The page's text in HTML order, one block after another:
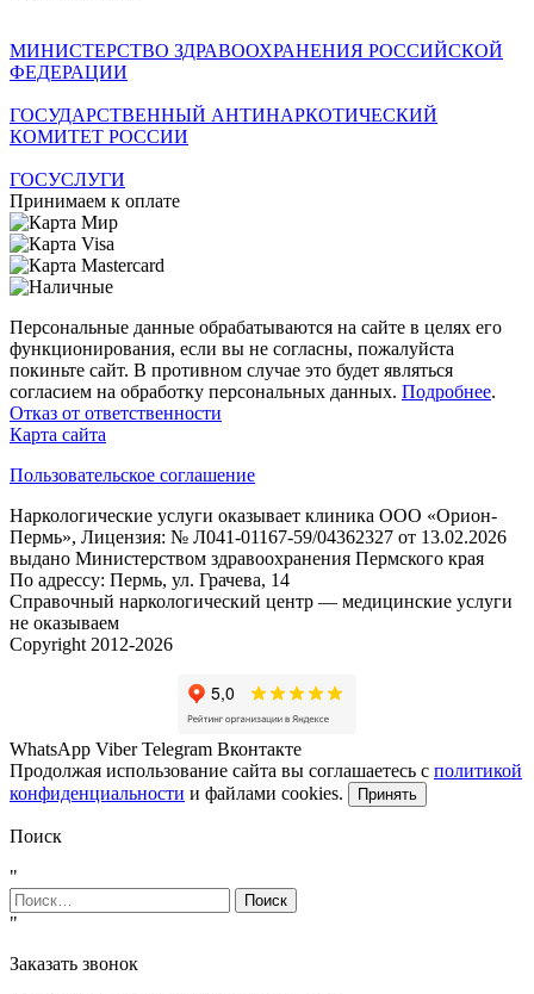
МИНИСТЕРСТВО ЗДРАВООХРАНЕНИЯ РОССИЙСКОЙ
ФЕДЕРАЦИИ
ГОСУДАРСТВЕННЫЙ АНТИНАРКОТИЧЕСКИЙ
КОМИТЕТ РОССИИ
ГОСУСЛУГИ
Принимаем к оплате
Персональные данные обрабатываются на сайте в целях его
функционирования, если вы не согласны, пожалуйста
покиньте сайт. В противном случае это будет являться
согласием на обработку персональных данных. Подробнее.
Отказ от ответственности
Карта сайта
Пользовательское соглашение
Наркологические услуги оказывает клиника ООО «Орион-
Пермь», Лицензия: № Л041-01167-59/04362327 от 13.02.2026
выдано Министерством здравоохранения Пермского края
По адрессу: Пермь, ул. Грачева, 14
Справочный наркологический центр — медицинские услуги
не оказываем
Copyright 2012-2026
WhatsApp Viber Telegram Вконтакте
Продолжая использование сайта вы соглашаетесь с политикой
конфиденциальности и файлами cookies. Принять
Поиск
"
Найти:
"
Заказать звонок